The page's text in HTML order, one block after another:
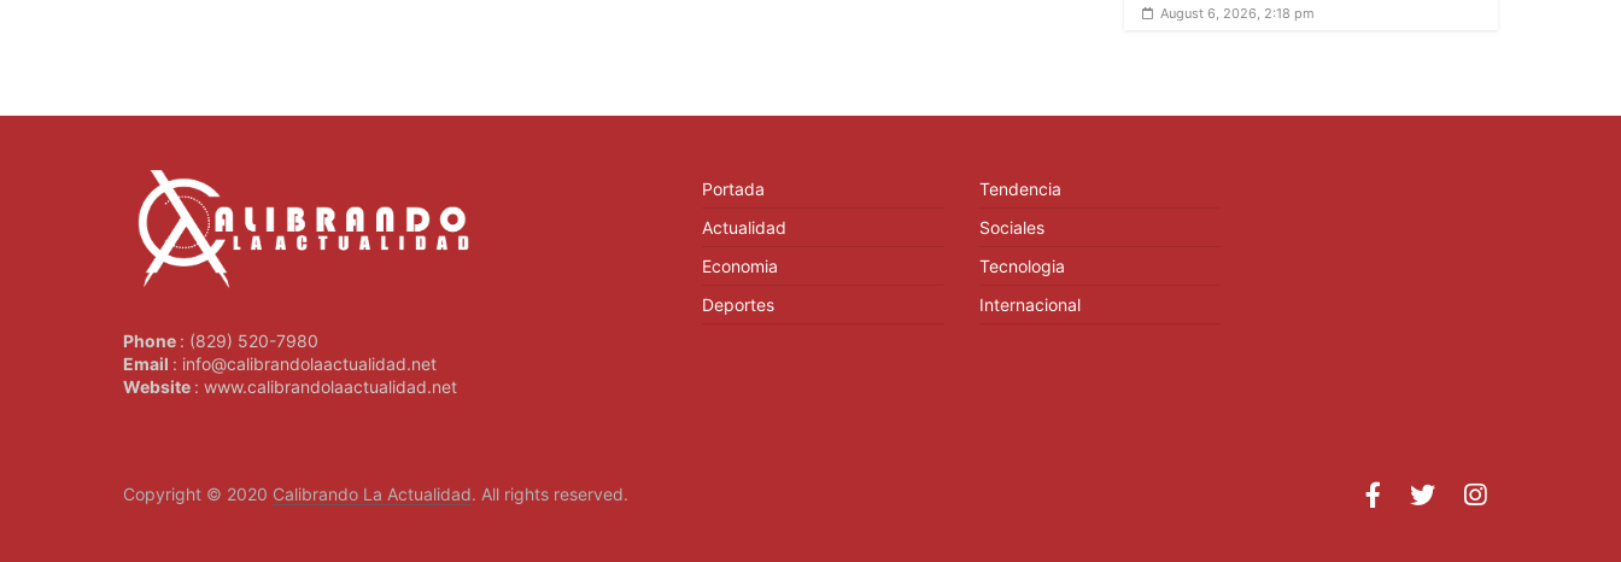
August 6, 2026, 2:18 pm
Phone : (829) 520-7980
Email : info@calibrandolaactualidad.net
Website : www.calibrandolaactualidad.net
Portada
Actualidad
Economia
Deportes
Tendencia
Sociales
Tecnologia
Internacional
Copyright © 2020 Calibrando La Actualidad. All rights reserved.